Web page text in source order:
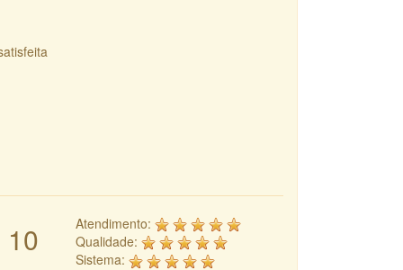
10
Atendimento:
Qualidade:
Sistema: